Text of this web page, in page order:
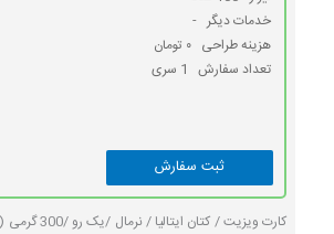
خدمات دیگر -
هزینه طراحی ۰ تومان
تعداد سفارش 1 سری
کارت ویزیت / کتان ایتالیا / نرمال /یک رو /300 گرمی (معمولی)/ /